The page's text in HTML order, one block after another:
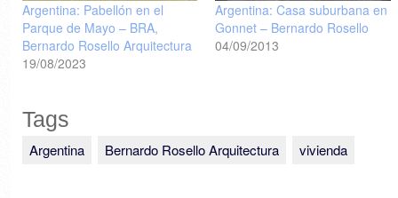
Argentina: Pabellón en el
Parque de Mayo – BRA,
Bernardo Rosello Arquitectura
19/08/2023
Argentina: Casa suburbana en
Gonnet – Bernardo Rosello
04/09/2013
Tags
Argentina Bernardo Rosello Arquitectura vivienda